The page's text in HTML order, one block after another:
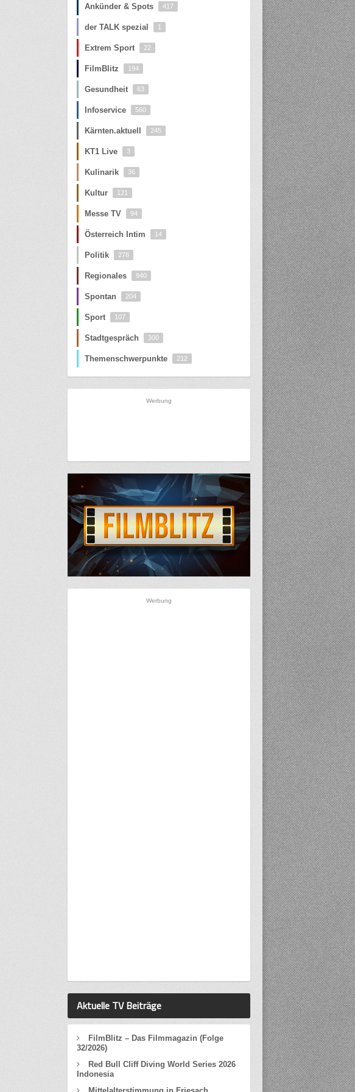
Ankünder & Spots 417
der TALK spezial 1
Extrem Sport 22
FilmBlitz 194
Gesundheit 63
Infoservice 560
Kärnten.aktuell 245
KT1 Live 3
Kulinarik 36
Kultur 121
Messe TV 94
Österreich Intim 14
Politik 278
Regionales 940
Spontan 204
Sport 107
Stadtgespräch 300
Themenschwerpunkte 212
Werbung
Werbung
Aktuelle TV Beiträge
FilmBlitz – Das Filmmagazin (Folge
32/2026)
Red Bull Cliff Diving World Series 2026
Indonesia